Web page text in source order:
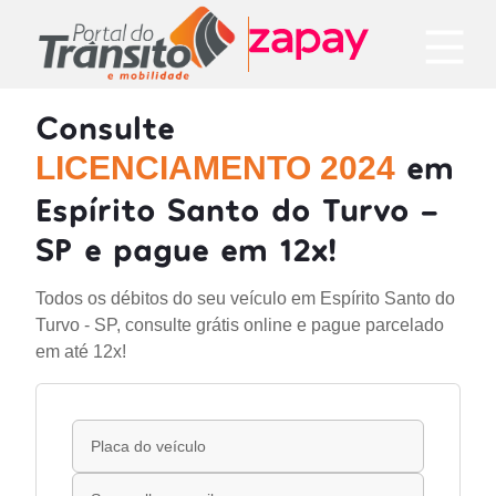
Consulte
LICENCIAMENTO 2024 em
Espírito Santo do Turvo -
SP e pague em 12x!
Todos os débitos do seu veículo em Espírito Santo do
Turvo - SP, consulte grátis online e pague parcelado
em até 12x!